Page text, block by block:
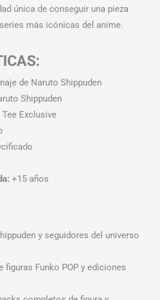
única de conseguir una pieza
más icónicas del anime.
de Naruto Shippuden
Shippuden
Tee Exclusive
+15 años
y seguidores del universo
figuras Funko POP y ediciones